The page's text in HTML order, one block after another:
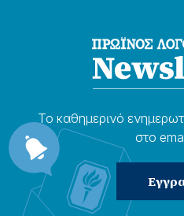
Το καθημερɩνό
στο